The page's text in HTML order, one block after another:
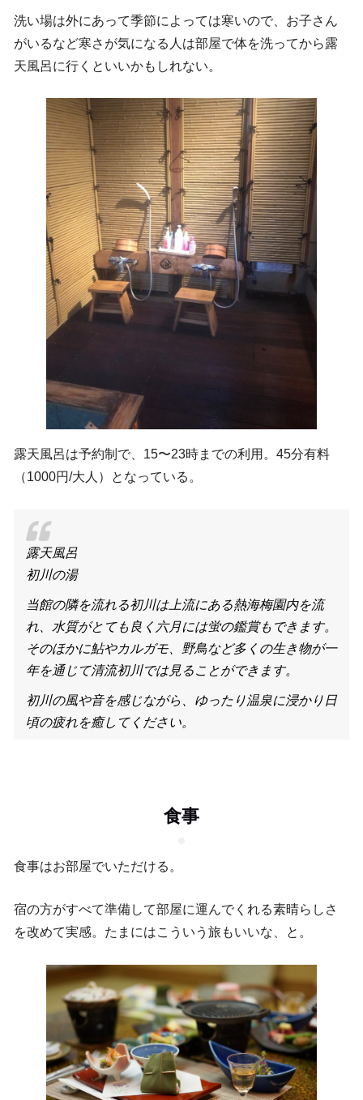
洗い場は外にあって季節によっては寒いので、お子さん
がいるなど寒さが気になる人は部屋で体を洗ってから露
天風呂に行くといいかもしれない。
露天風呂は予約制で、15〜23時までの利用。45分有料
（1000円/大人）となっている。
露天風呂
初川の湯
当館の隣を流れる初川は上流にある熱海梅園内を流
れ、水質がとても良く六月には蛍の鑑賞もできます。
そのほかに鮎やカルガモ、野鳥など多くの生き物が一
年を通じて清流初川では見ることができます。
初川の風や音を感じながら、ゆったり温泉に浸かり日
頃の疲れを癒してください。
食事
食事はお部屋でいただける。
宿の方がすべて準備して部屋に運んでくれる素晴らしさ
を改めて実感。たまにはこういう旅もいいな、と。